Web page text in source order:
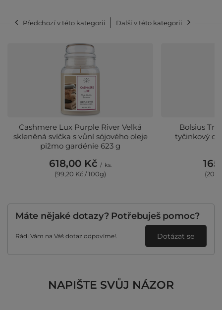
Předchozí v této kategorii Další v této kategorii
Cashmere Lux Purple River Velká
skleněná svíčka s vůní sójového oleje
pižmo gardénie 623 g
618,00 Kč / ks.
(99,20 Kč / 100g)
Bolsius
tyčinkový
Máte nějaké dotazy? Potřebuješ pomoc?
Rádi Vám na Váš dotaz odpovíme!. Dotázat se
NAPIŠTE SVŮJ NÁZOR